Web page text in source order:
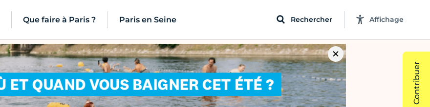
Que faire à Paris ? Paris en Seine Rechercher Affichage
Contribuer